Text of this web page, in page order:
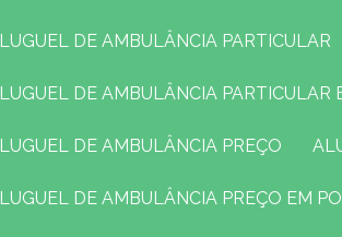
ALUGUEL DE AMBULÂNCIA PARTICULAR
ALUGUEL DE AMBULÂNCIA
ALUGUEL DE AMBULÂNCIA PREÇO
ALUGUEL DE AMBULÂNCIA PREÇO EM